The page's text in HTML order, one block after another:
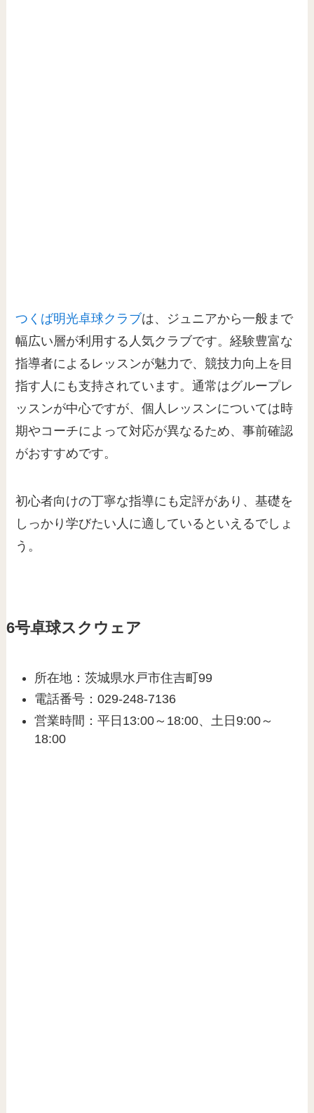
つくば明光卓球クラブは、ジュニアから一般まで
幅広い層が利用する人気クラブです。経験豊富な
指導者によるレッスンが魅力で、競技力向上を目
指す人にも支持されています。通常はグループレ
ッスンが中心ですが、個人レッスンについては時
期やコーチによって対応が異なるため、事前確認
がおすすめです。
初心者向けの丁寧な指導にも定評があり、基礎を
しっかり学びたい人に適しているといえるでしょ
う。
6号卓球スクウェア
所在地：茨城県水戸市住吉町99
電話番号：029-248-7136
営業時間：平日13:00～18:00、土日9:00～
18:00